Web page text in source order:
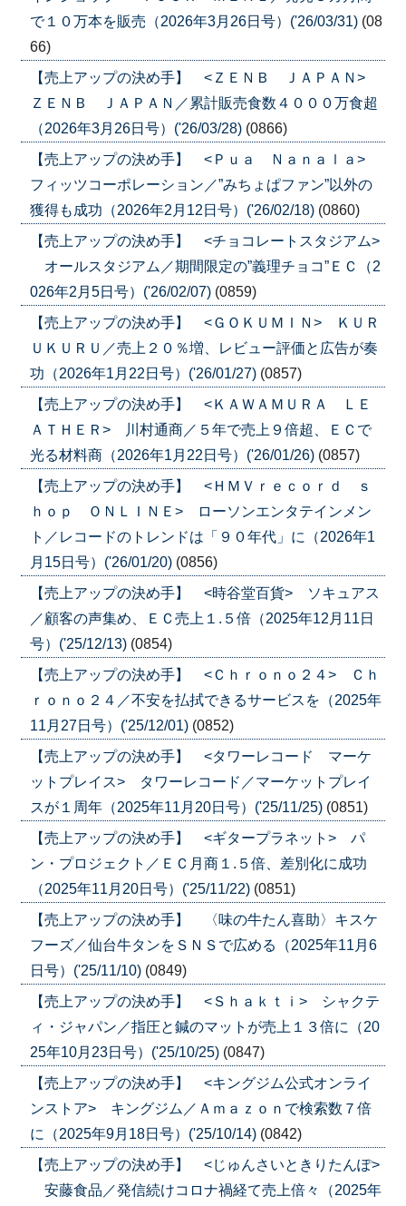
で１０万本を販売（2026年3月26日号）('26/03/31) (08
66)
【売上アップの決め手】 <ＺＥＮＢ ＪＡＰＡＮ>
ＺＥＮＢ ＪＡＰＡＮ／累計販売食数４０００万食超
（2026年3月26日号）('26/03/28) (0866)
【売上アップの決め手】 <Ｐｕａ Ｎａｎａｌａ>
フィッツコーポレーション／”みちょぱファン”以外の
獲得も成功（2026年2月12日号）('26/02/18) (0860)
【売上アップの決め手】 <チョコレートスタジアム>
オールスタジアム／期間限定の”義理チョコ”ＥＣ（2
026年2月5日号）('26/02/07) (0859)
【売上アップの決め手】 <ＧＯＫＵＭＩＮ> ＫＵＲ
ＵＫＵＲＵ／売上２０％増、レビュー評価と広告が奏
功（2026年1月22日号）('26/01/27) (0857)
【売上アップの決め手】 <ＫＡＷＡＭＵＲＡ ＬＥ
ＡＴＨＥＲ> 川村通商／５年で売上９倍超、ＥＣで
光る材料商（2026年1月22日号）('26/01/26) (0857)
【売上アップの決め手】 <ＨＭＶｒｅｃｏｒｄ ｓ
ｈｏｐ ＯＮＬＩＮＥ> ローソンエンタテインメン
ト／レコードのトレンドは「９０年代」に（2026年1
月15日号）('26/01/20) (0856)
【売上アップの決め手】 <時谷堂百貨> ソキュアス
／顧客の声集め、ＥＣ売上１.５倍（2025年12月11日
号）('25/12/13) (0854)
【売上アップの決め手】 <Ｃｈｒｏｎｏ２４> Ｃｈ
ｒｏｎｏ２４／不安を払拭できるサービスを（2025年
11月27日号）('25/12/01) (0852)
【売上アップの決め手】 <タワーレコード マーケ
ットプレイス> タワーレコード／マーケットプレイ
スが１周年（2025年11月20日号）('25/11/25) (0851)
【売上アップの決め手】 <ギタープラネット> パ
ン・プロジェクト／ＥＣ月商１.５倍、差別化に成功
（2025年11月20日号）('25/11/22) (0851)
【売上アップの決め手】 〈味の牛たん喜助〉キスケ
フーズ／仙台牛タンをＳＮＳで広める（2025年11月6
日号）('25/11/10) (0849)
【売上アップの決め手】 <Ｓｈａｋｔｉ> シャクテ
ィ・ジャパン／指圧と鍼のマットが売上１３倍に（20
25年10月23日号）('25/10/25) (0847)
【売上アップの決め手】 <キングジム公式オンライ
ンストア> キングジム／Ａｍａｚｏｎで検索数７倍
に（2025年9月18日号）('25/10/14) (0842)
【売上アップの決め手】 <じゅんさいときりたんぽ>
安藤食品／発信続けコロナ禍経て売上倍々（2025年